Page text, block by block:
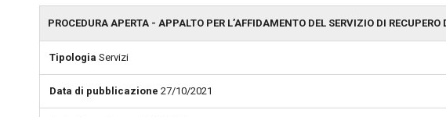
PROCEDURA APERTA - APPALTO PER L’AFFIDAMENTO DEL SERVIZIO DI
Tipologia Servizi
Data di pubblicazione 27/10/2021